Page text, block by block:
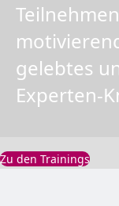
gelebtes
Experten-
Zu den Trainings